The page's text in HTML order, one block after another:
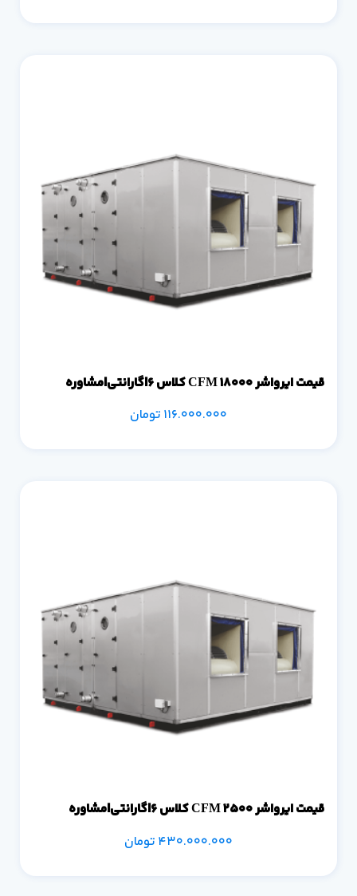
قیمت ایرواشر 18000 CFM کلاس 6|گارانتی|مشاوره
116.000.000 تومان
قیمت ایرواشر 2500 CFM کلاس 6|گارانتی|مشاوره
430.000.000 تومان